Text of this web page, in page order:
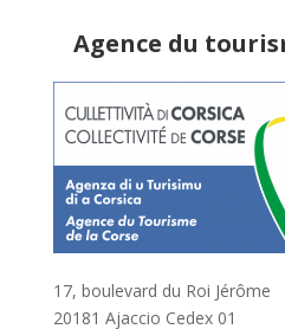
Agence du
17, boulevard du Roi Jérôme
20181 Ajaccio Cedex 01